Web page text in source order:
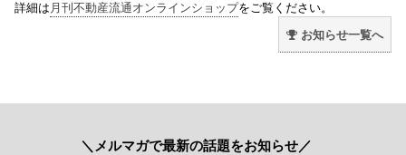
詳細は 月刊不動産流通オンラインショップをご覧ください。
お知らせ一覧へ
＼メルマガで最新の話題をお知らせ／